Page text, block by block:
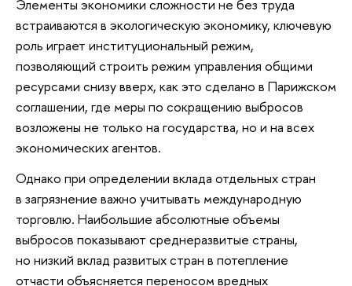
Элементы экономики сложности не без труда
встраиваются в экологическую экономику, ключевую
роль играет институциональный режим,
позволяющий строить режим управления общими
ресурсами снизу вверх, как это сделано в Парижском
соглашении, где меры по сокращению выбросов
возложены не только на государства, но и на всех
экономических агентов.
Однако при определении вклада отдельных стран
в загрязнение важно учитывать международную
торговлю. Наибольшие абсолютные объемы
выбросов показывают среднеразвитые страны,
но низкий вклад развитых стран в потепление
отчасти объясняется переносом вредных